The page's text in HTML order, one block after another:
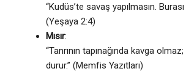
“Kudüs’te savaş yapılmasın. Burası
(Yeşaya 2:4)
Mısır:
“Tanrının tapınağında kavga
durur.” (Memfis Yazıtları)